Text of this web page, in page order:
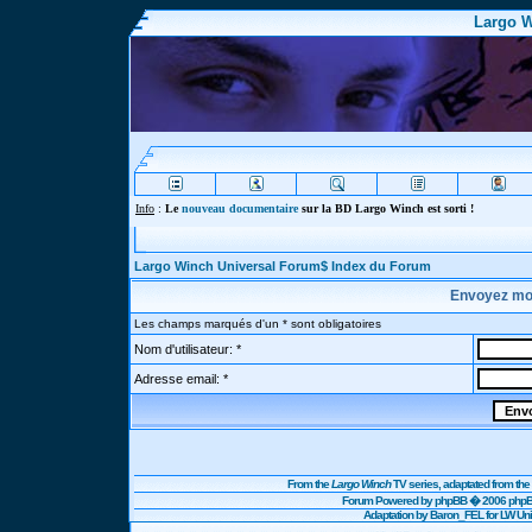
Largo
Info : Lenouveau documentairesur la BD Largo Winch est sorti !
Largo Winch Universal Forum$ Index du Forum
Envoyez
Les champs marqués d'un * sont obligatoires
Nom d'utilisateur: *
Adresse email: *
From theLargo WinchTV series, adaptated from
Forum Powered byphpBB� 2006
Adaptation by Baron_FEL for LW